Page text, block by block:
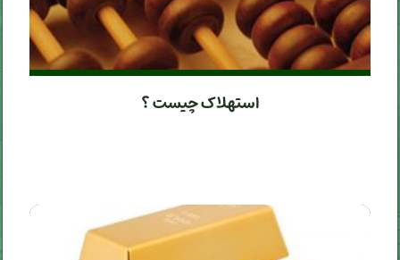
استهلاک چیست ؟